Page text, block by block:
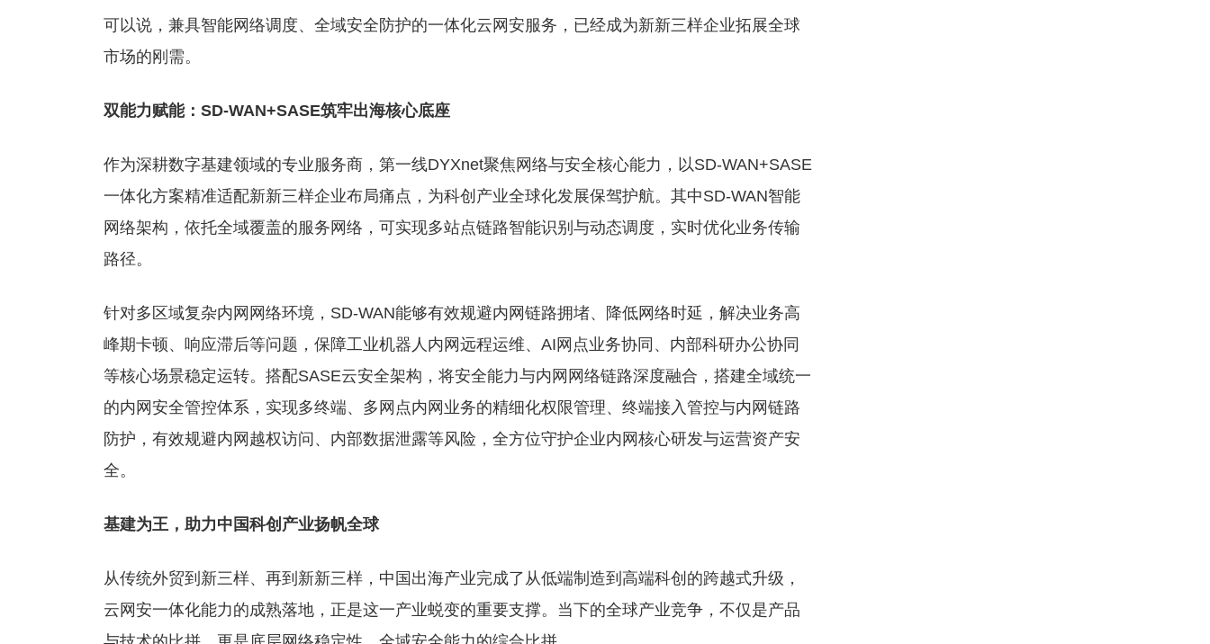
可以说，兼具智能网络调度、全域安全防护的一体化云网安服务，已经成为新新三样企业拓展全球
市场的刚需。
双能力赋能：SD-WAN+SASE筑牢出海核心底座
作为深耕数字基建领域的专业服务商，第一线DYXnet聚焦网络与安全核心能力，以SD-WAN+SASE
一体化方案精准适配新新三样企业布局痛点，为科创产业全球化发展保驾护航。其中SD-WAN智能
网络架构，依托全域覆盖的服务网络，可实现多站点链路智能识别与动态调度，实时优化业务传输
路径。
针对多区域复杂内网网络环境，SD-WAN能够有效规避内网链路拥堵、降低网络时延，解决业务高
峰期卡顿、响应滞后等问题，保障工业机器人内网远程运维、AI网点业务协同、内部科研办公协同
等核心场景稳定运转。搭配SASE云安全架构，将安全能力与内网网络链路深度融合，搭建全域统一
的内网安全管控体系，实现多终端、多网点内网业务的精细化权限管理、终端接入管控与内网链路
防护，有效规避内网越权访问、内部数据泄露等风险，全方位守护企业内网核心研发与运营资产安
全。
基建为王，助力中国科创产业扬帆全球
从传统外贸到新三样、再到新新三样，中国出海产业完成了从低端制造到高端科创的跨越式升级，
云网安一体化能力的成熟落地，正是这一产业蜕变的重要支撑。当下的全球产业竞争，不仅是产品